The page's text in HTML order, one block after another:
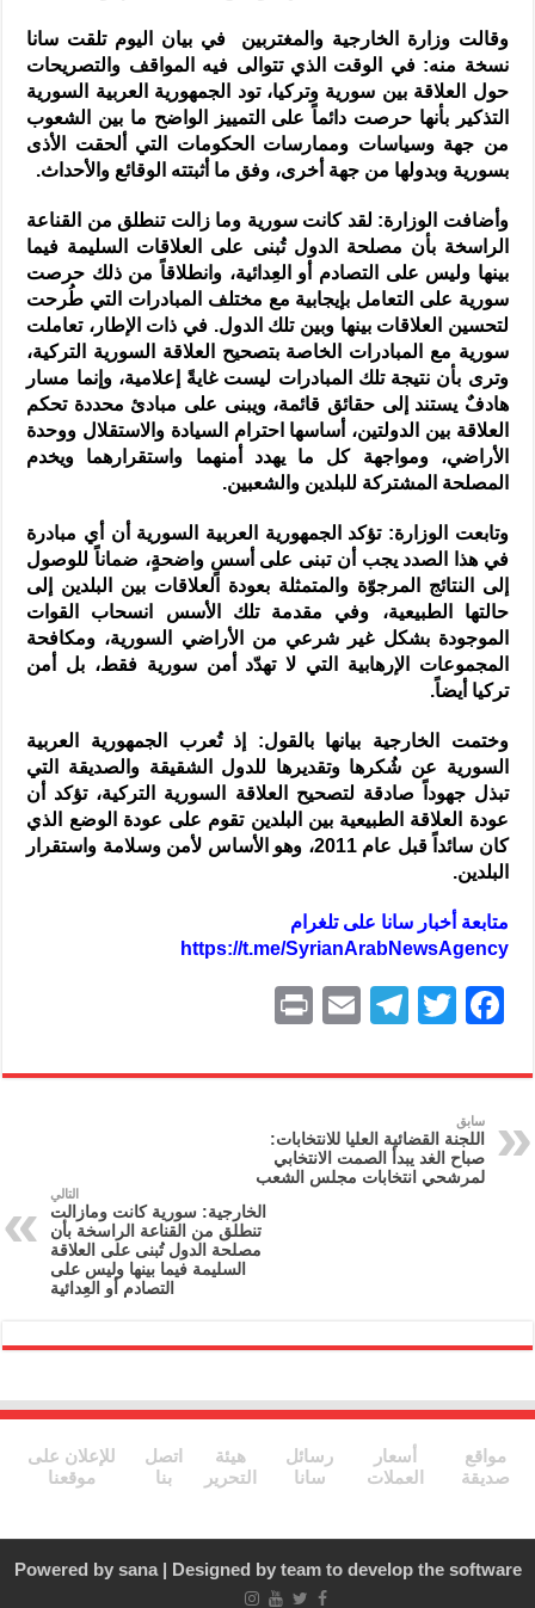
وقالت وزارة الخارجية والمغتربين في بيان اليوم تلقت سانا
نسخة منه: في الوقت الذي تتوالى فيه المواقف والتصريحات
حول العلاقة بين سورية وتركيا، تود الجمهورية العربية السورية
التذكير بأنها حرصت دائماً على التمييز الواضح ما بين الشعوب
من جهة وسياسات وممارسات الحكومات التي ألحقت الأذى
بسورية وبدولها من جهة أخرى، وفق ما أثبتته الوقائع والأحداث.
وأضافت الوزارة: لقد كانت سورية وما زالت تنطلق من القناعة
الراسخة بأن مصلحة الدول تُبنى على العلاقات السليمة فيما
بينها وليس على التصادم أو العِدائية، وانطلاقاً من ذلك حرصت
سورية على التعامل بإيجابية مع مختلف المبادرات التي طُرحت
لتحسين العلاقات بينها وبين تلك الدول. في ذات الإطار، تعاملت
سورية مع المبادرات الخاصة بتصحيح العلاقة السورية التركية،
وترى بأن نتيجة تلك المبادرات ليست غايةً إعلامية، وإنما مسار
هادفٌ يستند إلى حقائق قائمة، ويبنى على مبادئ محددة تحكم
العلاقة بين الدولتين، أساسها احترام السيادة والاستقلال ووحدة
الأراضي، ومواجهة كل ما يهدد أمنهما واستقرارهما ويخدم
المصلحة المشتركة للبلدين والشعبين.
وتابعت الوزارة: تؤكد الجمهورية العربية السورية أن أي مبادرة
في هذا الصدد يجب أن تبنى على أسسٍ واضحةٍ، ضماناً للوصول
إلى النتائج المرجوّة والمتمثلة بعودة العلاقات بين البلدين إلى
حالتها الطبيعية، وفي مقدمة تلك الأسس انسحاب القوات
الموجودة بشكل غير شرعي من الأراضي السورية، ومكافحة
المجموعات الإرهابية التي لا تهدّد أمن سورية فقط، بل أمن
تركيا أيضاً.
وختمت الخارجية بيانها بالقول: إذ تُعرب الجمهورية العربية
السورية عن شُكرها وتقديرها للدول الشقيقة والصديقة التي
تبذل جهوداً صادقة لتصحيح العلاقة السورية التركية، تؤكد أن
عودة العلاقة الطبيعية بين البلدين تقوم على عودة الوضع الذي
كان سائداً قبل عام 2011، وهو الأساس لأمن وسلامة واستقرار
البلدين.
متابعة أخبار سانا على تلغرام
https://t.me/SyrianArabNewsAgency
F
c
e
b
o
T
itt
er
T
e
gr
a
m
E
ai
nt
سابق
اللجنة القضائية العليا للانتخابات:
صباح الغد يبدأ الصمت الانتخابي
لمرشحي انتخابات مجلس الشعب
التالي
الخارجية: سورية كانت ومازالت
تنطلق من القناعة الراسخة بأن
مصلحة الدول تُبنى على العلاقة
السليمة فيما بينها وليس على
التصادم أو العِدائية
مواقع
صديقة
أسعار
العملات
رسائل
سانا
هيئة
التحرير
اتصل
بنا
للإعلان على
موقعنا
Powered by sana| Designed by team to develop the software